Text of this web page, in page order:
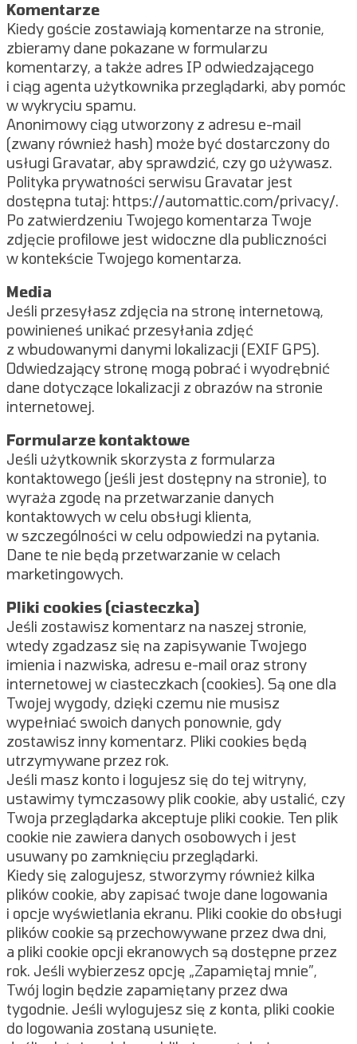
Komentarze
Kiedy goście zostawiają komentarze na stronie,
zbieramy dane pokazane w formularzu
komentarzy, a także adres IP odwiedzającego
i ciąg agenta użytkownika przeglądarki, aby pomóc
w wykryciu spamu.
Anonimowy ciąg utworzony z adresu e-mail
(zwany również hash) może być dostarczony do
usługi Gravatar, aby sprawdzić, czy go używasz.
Polityka prywatności serwisu Gravatar jest
dostępna tutaj: https://automattic.com/privacy/.
Po zatwierdzeniu Twojego komentarza Twoje
zdjęcie profilowe jest widoczne dla publiczności
w kontekście Twojego komentarza.
Media
Jeśli przesyłasz zdjęcia na stronę internetową,
powinieneś unikać przesyłania zdjęć
z wbudowanymi danymi lokalizacji (EXIF GPS).
Odwiedzający stronę mogą pobrać i wyodrębnić
dane dotyczące lokalizacji z obrazów na stronie
internetowej.
Formularze kontaktowe
Jeśli użytkownik skorzysta z formularza
kontaktowego (jeśli jest dostępny na stronie), to
wyraża zgodę na przetwarzanie danych
kontaktowych w celu obsługi klienta,
w szczególności w celu odpowiedzi na pytania.
Dane te nie będą przetwarzanie w celach
marketingowych.
Pliki cookies (ciasteczka)
Jeśli zostawisz komentarz na naszej stronie,
wtedy zgadzasz się na zapisywanie Twojego
imienia i nazwiska, adresu e-mail oraz strony
internetowej w ciasteczkach (cookies). Są one dla
Twojej wygody, dzięki czemu nie musisz
wypełniać swoich danych ponownie, gdy
zostawisz inny komentarz. Pliki cookies będą
utrzymywane przez rok.
Jeśli masz konto i logujesz się do tej witryny,
ustawimy tymczasowy plik cookie, aby ustalić, czy
Twoja przeglądarka akceptuje pliki cookie. Ten plik
cookie nie zawiera danych osobowych i jest
usuwany po zamknięciu przeglądarki.
Kiedy się zalogujesz, stworzymy również kilka
plików cookie, aby zapisać twoje dane logowania
i opcje wyświetlania ekranu. Pliki cookie do obsługi
plików cookie są przechowywane przez dwa dni,
a pliki cookie opcji ekranowych są dostępne przez
rok. Jeśli wybierzesz opcję „Zapamiętaj mnie”,
Twój login będzie zapamiętany przez dwa
tygodnie. Jeśli wylogujesz się z konta, pliki cookie
do logowania zostaną usunięte.